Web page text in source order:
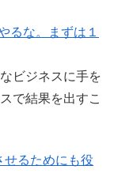
るな。まずは１
ビジネスに手を
で結果を出すこ
せるためにも役